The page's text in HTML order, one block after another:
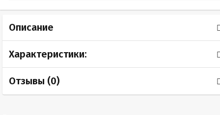
Описание
Характеристики:
Отзывы (0)